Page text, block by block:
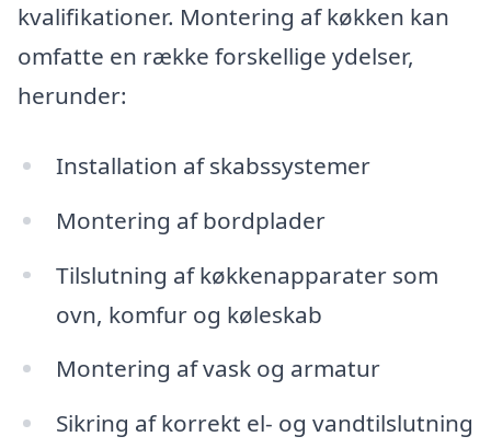
kvalifikationer. Montering af køkken kan
omfatte en række forskellige ydelser,
herunder:
Installation af skabssystemer
Montering af bordplader
Tilslutning af køkkenapparater som
ovn, komfur og køleskab
Montering af vask og armatur
Sikring af korrekt el- og vandtilslutning